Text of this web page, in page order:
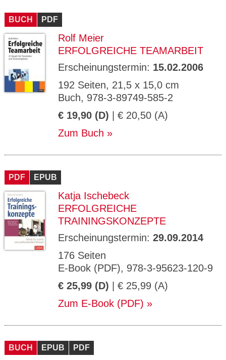
BUCH PDF
Rolf Meier
ERFOLGREICHE TEAMARBEIT
Erscheinungstermin: 15.02.2006
192 Seiten, 21,5 x 15,0 cm
Buch, 978-3-89749-585-2
€ 19,90 (D) | € 20,50 (A)
Zum Buch
PDF EPUB
Katja Ischebeck
ERFOLGREICHE
TRAININGSKONZEPTE
Erscheinungstermin: 29.09.2014
176 Seiten
E-Book (PDF), 978-3-95623-120-9
€ 25,99 (D) | € 25,99 (A)
Zum E-Book (PDF)
BUCH EPUB PDF